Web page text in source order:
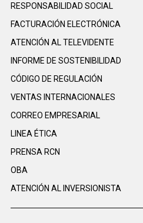
RESPONSABILIDAD SOCIAL
FACTURACIÓN ELECTRÓNICA
ATENCIÓN AL TELEVIDENTE
INFORME DE SOSTENIBILIDAD
CÓDIGO DE REGULACIÓN
VENTAS INTERNACIONALES
CORREO EMPRESARIAL
LINEA ÉTICA
PRENSA RCN
OBA
ATENCIÓN AL INVERSIONISTA